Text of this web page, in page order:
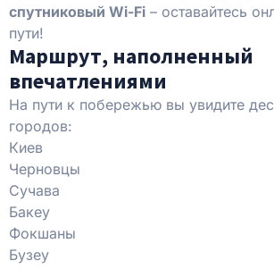
спутниковый Wi-Fi – оставайтесь
пути!
Маршрут, наполненный
впечатлениями
На пути к побережью вы увидите
городов:
Киев
Черновцы
Сучава
Бакеу
Фокшаны
Бузеу